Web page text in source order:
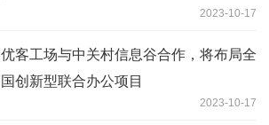
2023-10-17
优客工场与中关村信息谷合作，将布局全
国创新型联合办公项目
2023-10-17